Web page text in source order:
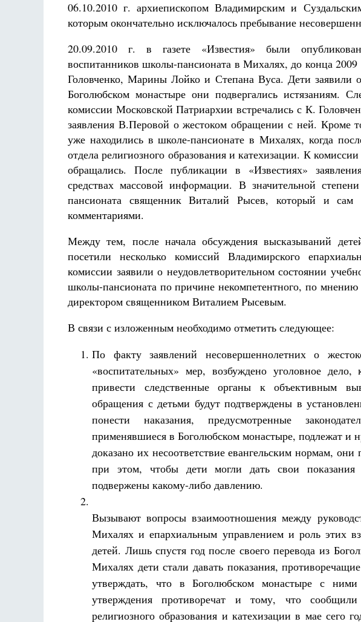
06.10.2010 г. архиепископом Владимирским и
которым окончательно исключалось пребывание
20.09.2010 г. в газете «Известия» были
воспитанников школы-пансионата в Михалях, до конца
Головченко, Марины Лойко и Степана Вуса. Дети заявили
Боголюбском монастыре они подвергались истязаниям.
комиссии Московской Патриархии встречались с К.
заявления В.Перовой о жестоком обращении с ней. Кроме
уже находились в школе-пансионате в Михалях, когда
отдела религиозного образования и катехизации. К
обращались. После публикации в «Известиях»
средствах массовой информации. В значительной
пансионата священник Виталий Рысев, который и
комментариями.
Между тем, после начала обсуждения высказываний
посетили несколько комиссий Владимирского
комиссии заявили о неудовлетворительном состоянии
школы-пансионата по причине некомпетентного, по
директором священником Виталием Рысевым.
В связи с изложенным необходимо отметить следующее:
По факту заявлений несовершеннолетних о
«воспитательных» мер, возбуждено уголовное
привести следственные органы к объективным
обращения с детьми будут подтверждены в
понести наказания, предусмотренные
применявшиеся в Боголюбском монастыре, подлежат и
доказано их несоответствие евангельским нормам,
при этом, чтобы дети могли дать свои показания
подвержены какому-либо давлению.
Вызывают вопросы взаимоотношения между
Михалях и епархиальным управлением и роль этих
детей. Лишь спустя год после своего перевода из
Михалях дети стали давать показания,
утверждать, что в Боголюбском монастыре с
утверждения противоречат и тому, что
религиозного образования и катехизации в мае сего